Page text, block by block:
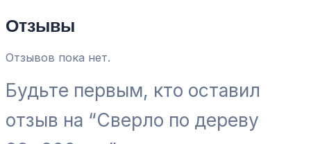
Отзывы
Отзывов пока нет.
Будьте первым, кто оставил
отзыв на “Сверло по дереву